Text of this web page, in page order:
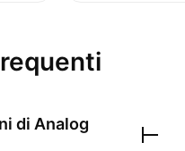
di Analog